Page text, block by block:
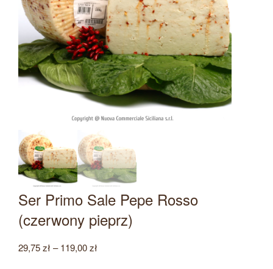
Ser Primo Sale Pepe Rosso
(czerwony pieprz)
29,75zł – 119,00zł